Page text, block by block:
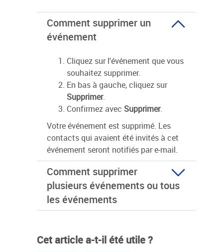
Comment supprimer un
événement
Cliquez sur l'événement que vous
souhaitez supprimer.
En bas à gauche, cliquez sur
Supprimer.
Confirmez avec Supprimer.
Votre événement est supprimé. Les
contacts qui avaient été invités à cet
événement seront notifiés par e-mail.
Comment supprimer
plusieurs événements ou tous
les événements
Cet article a-t-il été utile ?